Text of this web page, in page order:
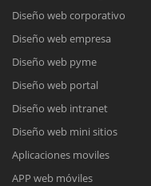
Diseño web corporativo
Diseño web empresa
Diseño web pyme
Diseño web portal
Diseño web intranet
Diseño web mini sitios
Aplicaciones moviles
APP web móviles